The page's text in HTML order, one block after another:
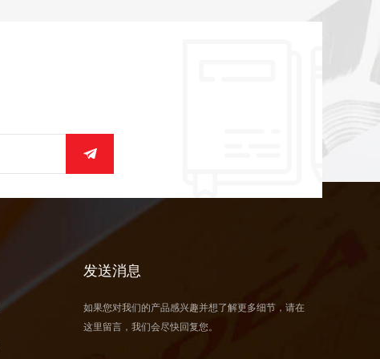
发送消息
如果您对我们的产品感兴趣并想了解更多细节，请在
这里留言，我们会尽快回复您。